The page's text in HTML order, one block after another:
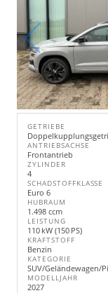
GETRIEBE
ANTRIEBSACHSE
Frontantrieb
ZYLINDER
4
SCHADSTOFFKLASSE
Euro 6
HUBRAUM
1.498 ccm
LEISTUNG
110 kW (150 PS)
KRAFTSTOFF
Benzin
KATEGORIE
SUV/Geländewagen/
MODELLJAHR
2027